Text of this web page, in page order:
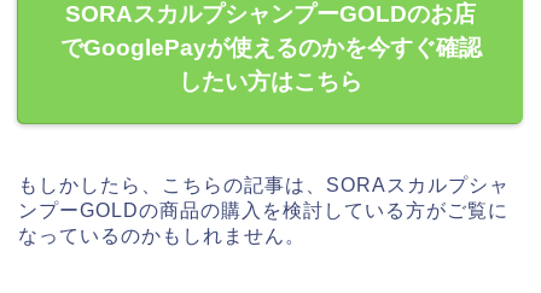
SORAスカルプシャンプーGOLDのお店
でGooglePayが使えるのかを今すぐ確認
したい方はこちら
もしかしたら、こちらの記事は、SORAスカルプシャ
ンプーGOLDの商品の購入を検討している方がご覧に
なっているのかもしれません。